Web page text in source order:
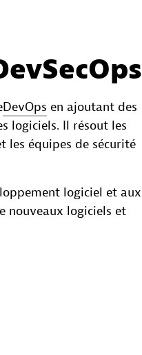
DevOps en ajoutant des
logiciels. Il résout les
les équipes de sécurité
logiciel et aux
nouveaux logiciels et